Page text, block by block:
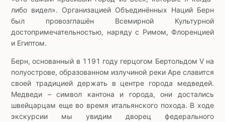
либо видел». Организацией Объединённых Наций Берн
был провозглашён Всемирной Культурной
достопримечательностью, наряду с Римом, Флоренцией
и Египтом.
Берн, основанный в 1191 году герцогом Бертольдом V на
полуострове, образованном излучиной реки Аре славится
своей традицией держать в центре города медведей.
Медведи – символ кантона и города, они достались
швейцарцам еще во время итальянского похода. В ходе
экскурсии мы увидим дворец федерального